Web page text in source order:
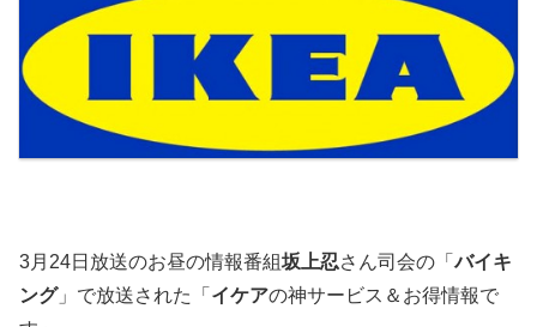
3月24日放送のお昼の情報番組坂上忍さん司会の「バイキ
ング」で放送された「 イケアの神サービス＆お得情報で